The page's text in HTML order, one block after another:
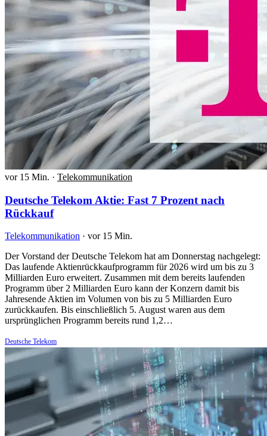
vor 15 Min. · Telekommunikation
Deutsche Telekom Aktie: Fast 7 Prozent nach
Rückkauf
Telekommunikation · vor 15 Min.
Der Vorstand der Deutsche Telekom hat am Donnerstag nachgelegt:
Das laufende Aktienrückkaufprogramm für 2026 wird um bis zu 3
Milliarden Euro erweitert. Zusammen mit dem bereits laufenden
Programm über 2 Milliarden Euro kann der Konzern damit bis
Jahresende Aktien im Volumen von bis zu 5 Milliarden Euro
zurückkaufen. Bis einschließlich 5. August waren aus dem
ursprünglichen Programm bereits rund 1,2…
Deutsche Telekom